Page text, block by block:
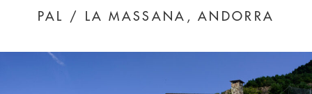
PAL / LA MASSANA, ANDORRA